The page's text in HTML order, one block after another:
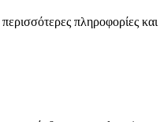
πληροφορίες